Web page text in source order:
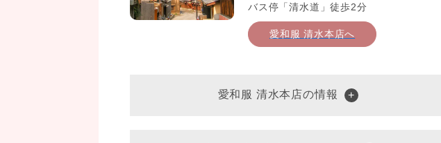
バス停「清水道」徒歩2分
愛和服 清水本店へ
愛和服 清水本店の情報